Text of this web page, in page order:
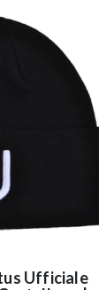
Ufficiale